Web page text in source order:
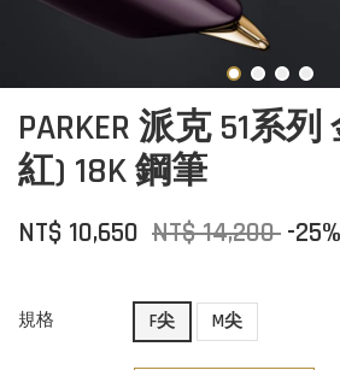
PARKER 派克 51系
紅) 18K 鋼筆
NT$ 10,650 NT$ 14,200 -25%
規格 F尖 M尖